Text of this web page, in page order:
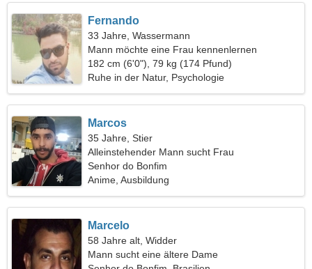
Fernando
33 Jahre, Wassermann
Mann möchte eine Frau kennenlernen
182 cm (6'0"), 79 kg (174 Pfund)
Ruhe in der Natur, Psychologie
Marcos
35 Jahre, Stier
Alleinstehender Mann sucht Frau
Senhor do Bonfim
Anime, Ausbildung
Marcelo
58 Jahre alt, Widder
Mann sucht eine ältere Dame